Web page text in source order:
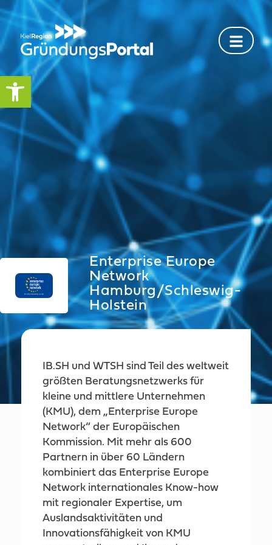
Werkzeugleiste öffnen
Enterprise Europe
Network
Hamburg/Schleswig-
Holstein
IB.SH und WTSH sind Teil des weltweit
größten Beratungsnetzwerks für
kleine und mittlere Unternehmen
(KMU), dem „Enterprise Europe
Network“ der Europäischen
Kommission. Mit mehr als 600
Partnern in über 60 Ländern
kombiniert das Enterprise Europe
Network internationales Know-how
mit regionaler Expertise, um
Auslandsaktivitäten und
Innovationsfähigkeit von KMU